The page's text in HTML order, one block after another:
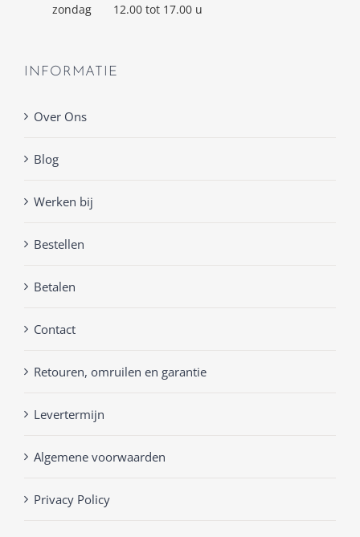
zondag
12.00 tot 17.00 u
INFORMATIE
Over Ons
Blog
Werken bij
Bestellen
Betalen
Contact
Retouren, omruilen en garantie
Levertermijn
Algemene voorwaarden
Privacy Policy